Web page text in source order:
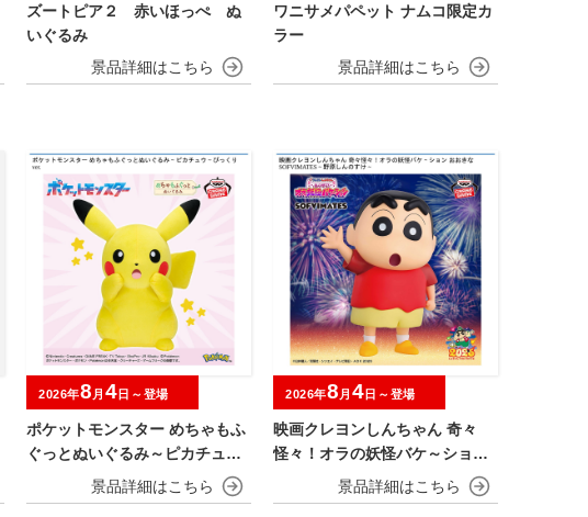
ズートピア２ 赤いほっぺ ぬ
いぐるみ
ワニサメパペット ナムコ限定カ
ラー
ポケットモンスター めちゃもふ
ぐっとぬいぐるみ～ピカチュウ
～びっくりver.
2026年8 月 4 日～登場
映画クレヨンしんちゃん 奇々
怪々！オラの妖怪バケ～ション
おおきなSOFVIMATES～野原し
んのすけ～
2026年8 月 4 日～登場